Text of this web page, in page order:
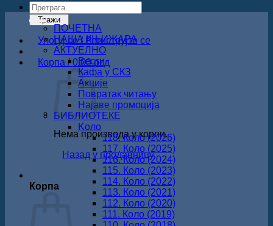
Products
search
Тражи
Улогуј се / Региструјте се
Корпа /0.00рсд
Нема производа у корпи.
Назад у продавницу
Корпа
ПОЧЕТНА
НАША КЊИЖАРА
АКТУЕЛНО
Вести
Кафа у СКЗ
Акције
Повратак читању
Најаве промоција
БИБЛИОТЕКЕ
Koло
118. Коло (2026)
117. Коло (2025)
116. Коло (2024)
115. Коло (2023)
114. Коло (2022)
113. Коло (2021)
112. Коло (2020)
111. Коло (2019)